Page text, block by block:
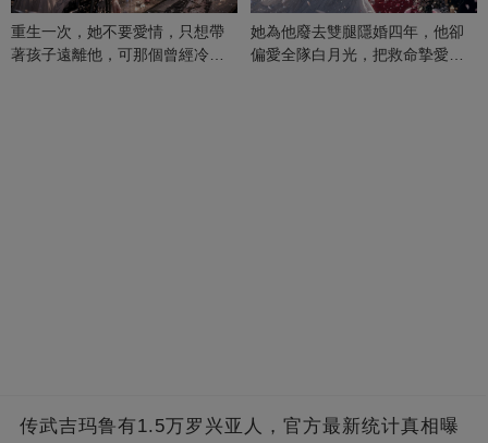
重生一次，她不要愛情，只想帶
著孩子遠離他，可那個曾經冷漠
她為他廢去雙腿隱婚四年，他卻
偏愛全隊白月光，把救命摯愛當
传武吉玛鲁有1.5万罗兴亚人，官方最新统计真相曝